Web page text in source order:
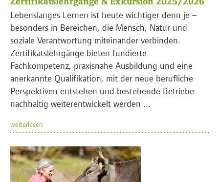
Lebenslanges Lernen ist heute wichtiger denn je –
besonders in Bereichen, die Mensch, Natur und
soziale Verantwortung miteinander verbinden.
Zertifikatslehrgänge bieten fundierte
Fachkompetenz, praxisnahe Ausbildung und eine
anerkannte Qualifikation, mit der neue berufliche
Perspektiven entstehen und bestehende Betriebe
nachhaltig weiterentwickelt werden ...
weiterlesen